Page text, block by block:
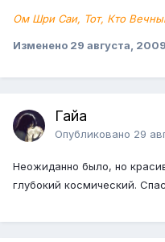
Ом Шри Саи, Тот, Кто
Изменено 29 августа, 2009
Гайа
Опубликовано 29
Неожиданно было, но
глубокий космический.